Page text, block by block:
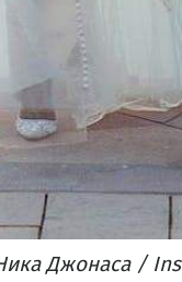
Джонаса /